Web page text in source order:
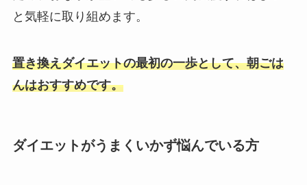
と気軽に取り組めます。
置き換えダイエットの最初の一歩として、朝ごは
んはおすすめです。
ダイエットがうまくいかず悩んでいる方